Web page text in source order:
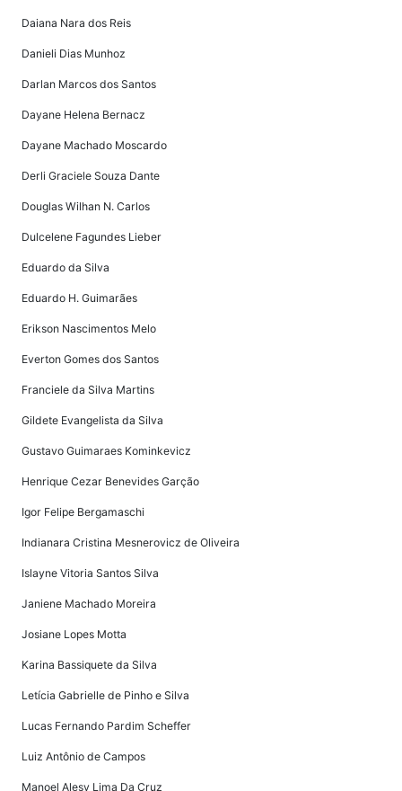
Daiana Nara dos Reis
Danieli Dias Munhoz
Darlan Marcos dos Santos
Dayane Helena Bernacz
Dayane Machado Moscardo
Derli Graciele Souza Dante
Douglas Wilhan N. Carlos
Dulcelene Fagundes Lieber
Eduardo da Silva
Eduardo H. Guimarães
Erikson Nascimentos Melo
Everton Gomes dos Santos
Franciele da Silva Martins
Gildete Evangelista da Silva
Gustavo Guimaraes Kominkevicz
Henrique Cezar Benevides Garção
Igor Felipe Bergamaschi
Indianara Cristina Mesnerovicz de Oliveira
Islayne Vitoria Santos Silva
Janiene Machado Moreira
Josiane Lopes Motta
Karina Bassiquete da Silva
Letícia Gabrielle de Pinho e Silva
Lucas Fernando Pardim Scheffer
Luiz Antônio de Campos
Manoel Alesy Lima Da Cruz